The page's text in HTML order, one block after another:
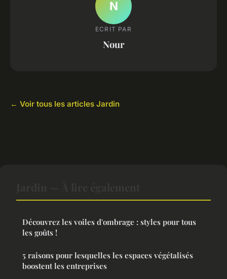
N
ECRIT PAR
Nour
← Voir tous les articles Jardin
Découvrez les voiles d'ombrage : styles pour tous
les goûts !
5 raisons pour lesquelles les espaces végétalisés
boostent les entreprises